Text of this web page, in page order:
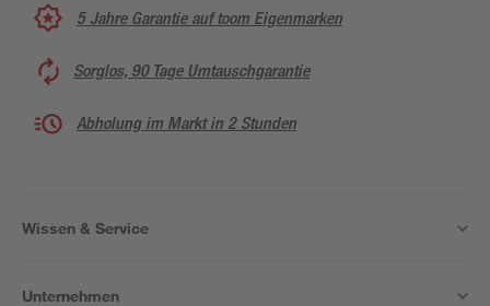
5 Jahre Garantie auf toom Eigenmarken
Sorglos, 90 Tage Umtauschgarantie
Abholung im Markt in 2 Stunden
Wissen & Service
Unternehmen